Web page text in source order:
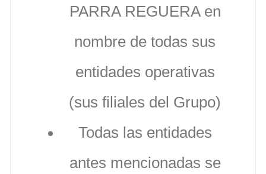
PARRA REGUERA en
nombre de todas sus
entidades operativas
(sus filiales del Grupo)
Todas las entidades
antes mencionadas se